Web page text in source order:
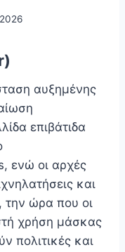
αυξημένης
επιβάτιδα
ενώ οι αρχές
και
ώρα που οι
χρήση μάσκας
πολιτικές και